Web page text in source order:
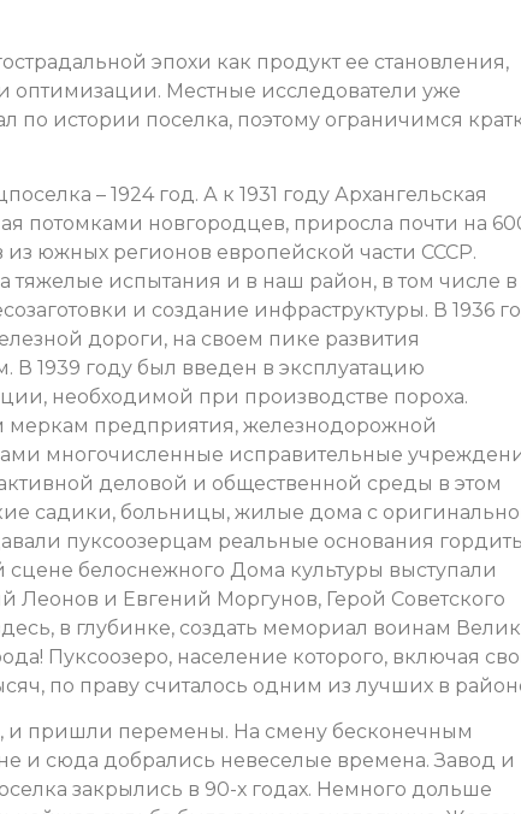
эпохи как продукт ее становления,
оптимизации. Местные исследователи уже
по истории поселка, поэтому ограничимся
– 1924 год. А к 1931 году Архангельская
потомками новгородцев, приросла почти на
из южных регионов европейской части СССР.
тяжелые испытания и в наш район, в том числе в
и создание инфраструктуры. В 1936
дороги, на своем пике развития
В 1939 году был введен в эксплуатацию
необходимой при производстве пороха.
меркам предприятия, железнодорожной
многочисленные исправительные
деловой и общественной среды в этом
садики, больницы, жилые дома с
пуксоозерцам реальные основания
белоснежного Дома культуры выступали
Леонов и Евгений Моргунов, Герой Советского
в глубинке, создать мемориал воинам
Пуксоозеро, население которого, включая
по праву считалось одним из лучших в
и пришли перемены. На смену бесконечным
и сюда добрались невеселые времена. Завод и
закрылись в 90-х годах. Немного дольше